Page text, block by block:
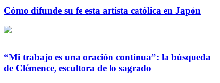
Cómo difunde su fe esta artista católica en Japón
“Mi trabajo es una oración continua”: la búsqueda
de Clémence, escultora de lo sagrado